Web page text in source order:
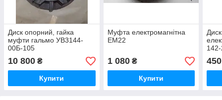
Диск опорний, гайка
муфти гальмо УВ3144-
00Б-105
10 800 ₴
Купити
Муфта електромагнітна
ЕМ22
1 080₴
Купити
450